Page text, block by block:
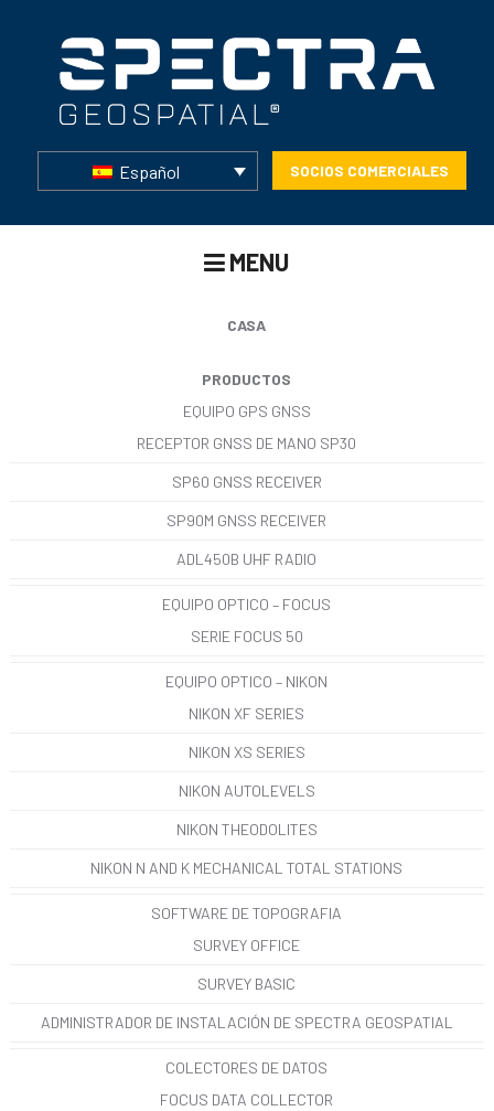
Español SOCIOS COMERCIALES
MENU
CASA
PRODUCTOS
EQUIPO GPS GNSS
RECEPTOR GNSS DE MANO SP30
SP60 GNSS RECEIVER
SP90M GNSS RECEIVER
ADL450B UHF RADIO
EQUIPO OPTICO – FOCUS
SERIE FOCUS 50
EQUIPO OPTICO – NIKON
NIKON XF SERIES
NIKON XS SERIES
NIKON AUTOLEVELS
NIKON THEODOLITES
NIKON N AND K MECHANICAL TOTAL STATIONS
SOFTWARE DE TOPOGRAFIA
SURVEY OFFICE
SURVEY BASIC
ADMINISTRADOR DE INSTALACIÓN DE SPECTRA GEOSPATIAL
COLECTORES DE DATOS
FOCUS DATA COLLECTOR